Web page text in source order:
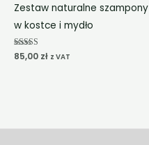
Zestaw naturalne szampony
w kostce i mydło
Oceniono
5.00
85,00 zł z VAT